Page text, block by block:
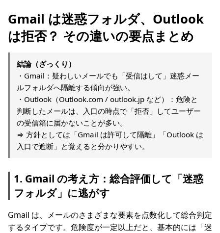
Gmail は迷惑フォルダ、Outlook
は拒否？ その違いの要点まとめ
結論（ざっくり）
・Gmail：疑わしいメールでも「受信はして」迷惑メー
ルフォルダへ隔離する傾向が強い。
・Outlook（Outlook.com / outlook.jp など）：危険と
判断したメールは、入口の時点で「拒否」してユーザー
の受信箱に届かないことが多い。
⇒ 方針としては「Gmail は許可して隔離」「Outlook は
入口で遮断」と覚えると分かりやすい。
1. Gmail の考え方：総合評価して「迷惑
フォルダ」に逃がす
Gmail は、メールのさまざまな要素を点数化して総合判定
するタイプです。危険度が一定以上だと、基本的には「迷